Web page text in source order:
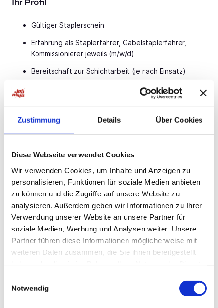
Zustimmung Details Über Cookies
Diese Webseite verwendet Cookies
Wir verwenden Cookies, um Inhalte und Anzeigen zu
personalisieren, Funktionen für soziale Medien anbieten
zu können und die Zugriffe auf unsere Website zu
analysieren. Außerdem geben wir Informationen zu Ihrer
Verwendung unserer Website an unsere Partner für
soziale Medien, Werbung und Analysen weiter. Unsere
Partner führen diese Informationen möglicherweise mit
weiteren Daten zusammen, die Sie ihnen bereitgestellt
Notwendig
Ihr Profil
Gültiger Staplerschein
Erfahrung als Staplerfahrer, Gabelstaplerfahrer,
Kommissionierer jeweils (m/w/d)
Bereitschaft zur Schichtarbeit (je nach Einsatz)
Zuverlässige und sorgfältige Arbeitsweise
Sie fühlen sich angesprochen?
Für eine schnelle Rückmeldung nutzen Sie unser Online
Portal oder schicken uns eine Email an
Jetzt bewerben